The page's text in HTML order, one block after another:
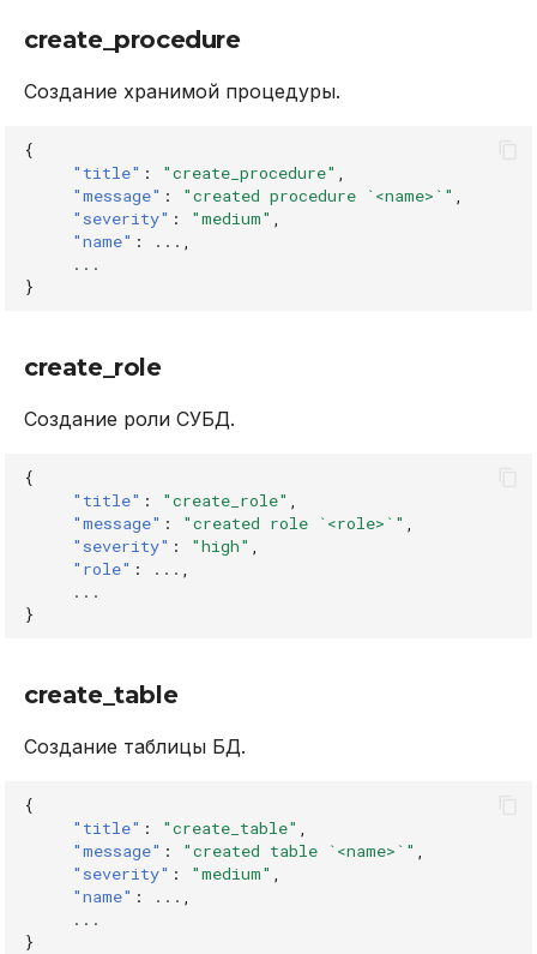
create_procedure
Создание хранимой процедуры.
{
"title" : "create_procedure"
"message" : "created procedure `<name>`"
"severity" : "medium"
"name" : ...
...
}
create_role
Создание роли СУБД.
{
"title" : "create_role"
"message" : "created role `<role>`"
"severity" : "high"
"role" : ...
...
}
create_table
Создание таблицы БД.
{
"title" : "create_table"
"message" : "created table `<name>`"
"severity" : "medium"
"name" : ...
...
}